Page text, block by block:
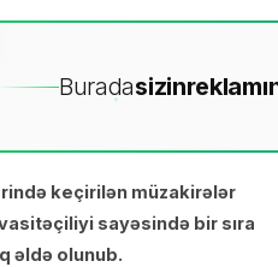
Buradasizin
keçirilən müzakirələr
sayəsində bir sıra
əldə olunub.